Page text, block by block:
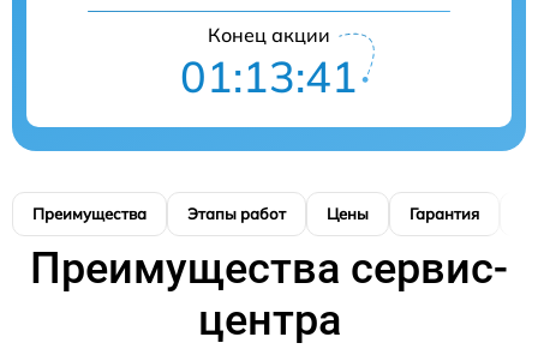
Конец акции
01:13:40
Преимущества Этапы работ Цены Гарантия
Преимущества сервис-
центра